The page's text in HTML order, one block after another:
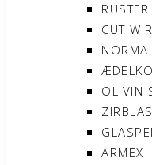
CUT
OLIVIN
ARMEX